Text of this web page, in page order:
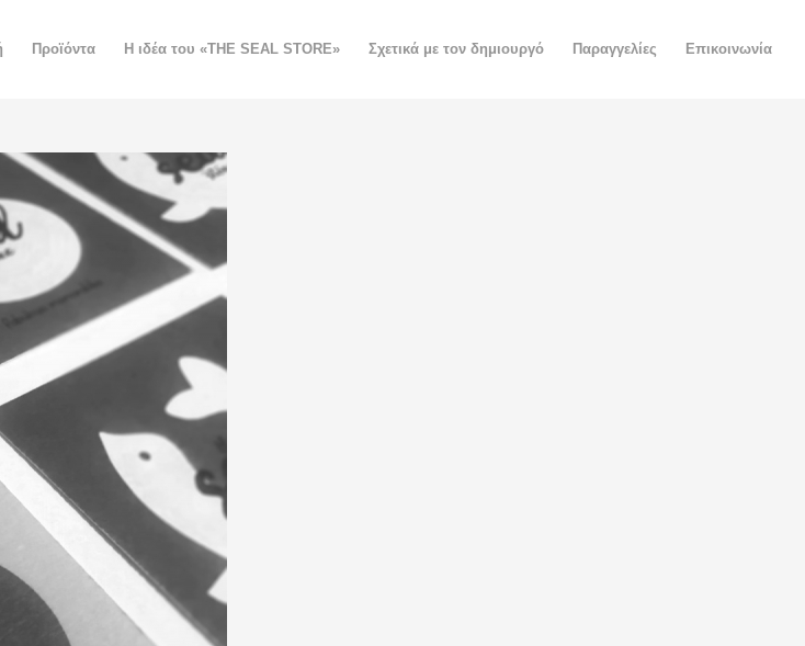
Προϊόντα H ιδέα του «THE SEAL STORE» Σχετικά με τον δημιουργό Παραγγελίες Επικοινωνία